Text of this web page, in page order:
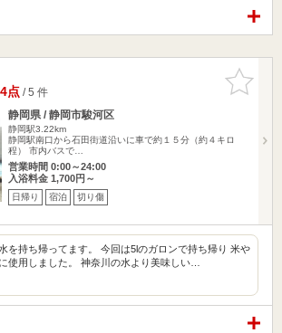
お気に入
りに追加
点/ 5 件
静岡県 / 静岡市駿河区
静岡駅3.22km
静岡駅南口から石田街道沿いに車で約１５分（約４キロ
程） 市内バスで…
営業時間 0:00～24:00
入浴料金 1,700円～
日帰り 宿泊 切り傷
を持ち帰ってます。 今回は5lのガロンで持ち帰り 米や
使用しました。 神奈川の水より美味しい…